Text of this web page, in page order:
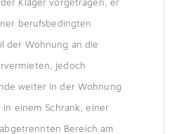
berufsbedingten
der Wohnung an die
jedoch
weiter in der Wohnung
einem Schrank, einer
Bereich am